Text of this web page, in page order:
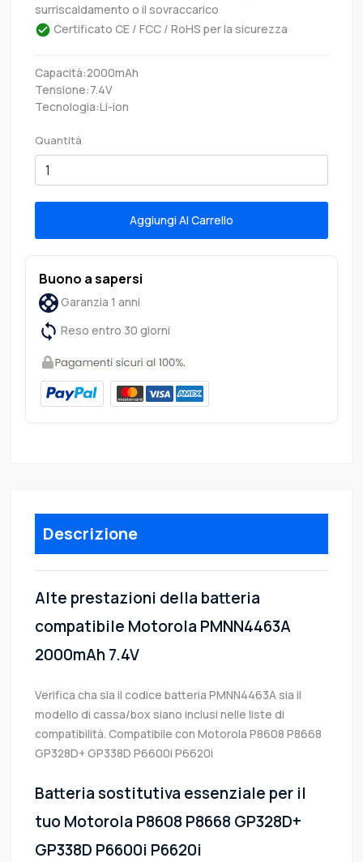
surriscaldamento o il sovraccarico
Certificato CE / FCC / RoHS per la sicurezza
Capacità:2000mAh
Tensione:7.4V
Tecnologia:Li-ion
Quantità
Aggiungi Al Carrello
Buono a sapersi
Garanzia 1 anni
Reso entro 30 giorni
Descrizione
Alte prestazioni della batteria
compatibile Motorola PMNN4463A
2000mAh 7.4V
Verifica cha sia il codice batteria PMNN4463A sia il
modello di cassa/box siano inclusi nelle liste di
compatibilità. Compatibile con Motorola P8608 P8668
GP328D+ GP338D P6600i P6620i
Batteria sostitutiva essenziale per il
tuo Motorola P8608 P8668 GP328D+
GP338D P6600i P6620i